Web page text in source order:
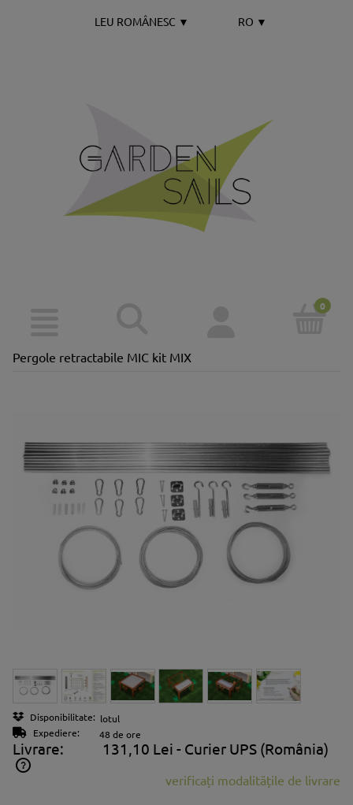
LEU ROMÂNESC ▼ RO ▼
Pergole retractabile MIC kit MIX
Disponibilitate: lotul
Expediere:
48 de ore
Livrare: 131,10 Lei - Curier UPS (România)
Prețul nu include eventualele costuri aferente plăților
verificați modalitățile de livrare